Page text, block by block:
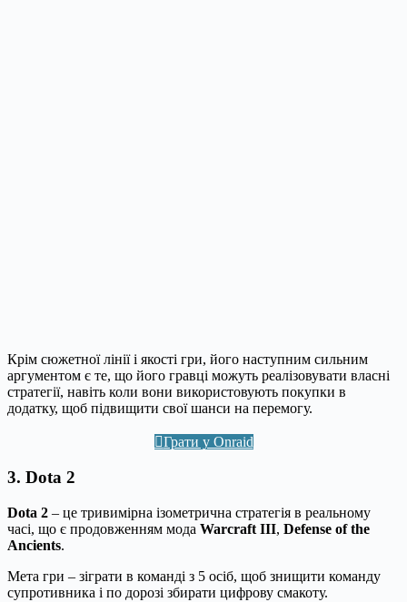
Крім сюжетної лінії і якості гри, його наступним сильним
аргументом є те, що його гравці можуть реалізовувати власні
стратегії, навіть коли вони використовують покупки в
додатку, щоб підвищити свої шанси на перемогу.
Грати у Onraid
3. Dota 2
Dota 2 – це тривимірна ізометрична стратегія в реальному
часі, що є продовженням мода Warcraft III, Defense of the
Ancients.
Мета гри – зіграти в команді з 5 осіб, щоб знищити команду
супротивника і по дорозі збирати цифрову смакоту.